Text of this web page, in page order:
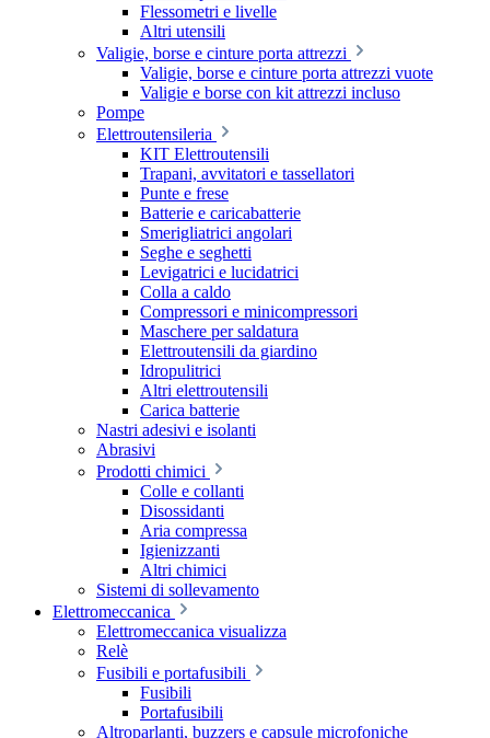
Flessometri e livelle
Altri utensili
Valigie, borse e cinture porta attrezzi
Valigie, borse e cinture porta attrezzi vuote
Valigie e borse con kit attrezzi incluso
Pompe
Elettroutensileria
KIT Elettroutensili
Trapani, avvitatori e tassellatori
Punte e frese
Batterie e caricabatterie
Smerigliatrici angolari
Seghe e seghetti
Levigatrici e lucidatrici
Colla a caldo
Compressori e minicompressori
Maschere per saldatura
Elettroutensili da giardino
Idropulitrici
Altri elettroutensili
Carica batterie
Nastri adesivi e isolanti
Abrasivi
Prodotti chimici
Colle e collanti
Disossidanti
Aria compressa
Igienizzanti
Altri chimici
Sistemi di sollevamento
Elettromeccanica
Elettromeccanica visualizza
Relè
Fusibili e portafusibili
Fusibili
Portafusibili
Altroparlanti, buzzers e capsule microfoniche